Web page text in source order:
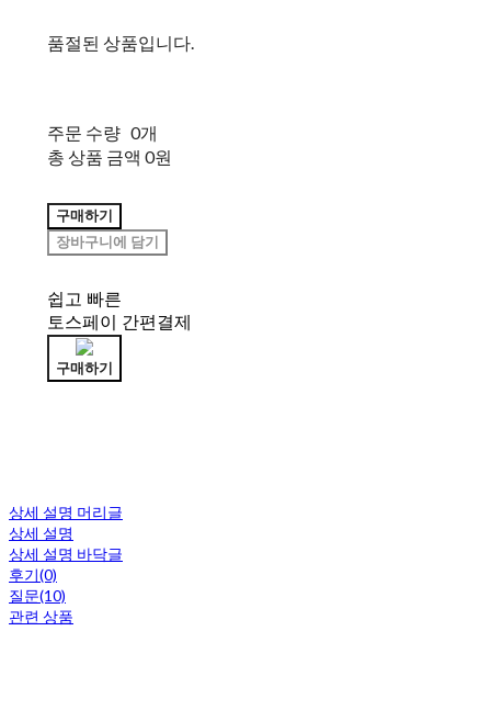
품절된 상품입니다.
주문 수량 0개
총 상품 금액 0원
구매하기
장바구니에 담기
쉽고 빠른
토스페이 간편결제
구매하기
상세 설명 머리글
상세 설명
상세 설명 바닥글
후기(0)
질문(10)
관련 상품